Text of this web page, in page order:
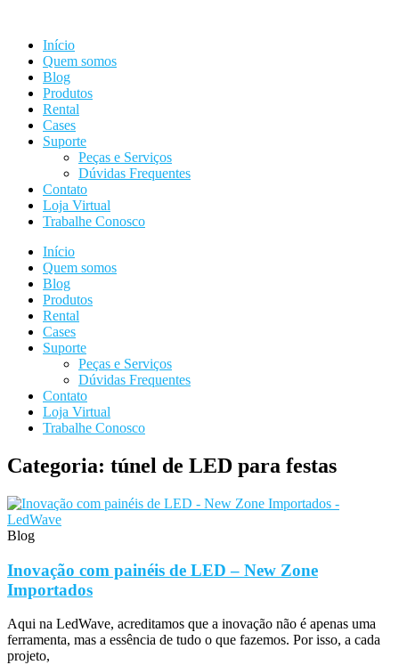
conteúdo
Início
Quem somos
Blog
Produtos
Rental
Cases
Suporte
Peças e Serviços
Dúvidas Frequentes
Contato
Loja Virtual
Trabalhe Conosco
Início
Quem somos
Blog
Produtos
Rental
Cases
Suporte
Peças e Serviços
Dúvidas Frequentes
Contato
Loja Virtual
Trabalhe Conosco
Categoria: túnel de LED para festas
Blog
Inovação com painéis de LED – New Zone
Importados
Aqui na LedWave, acreditamos que a inovação não é apenas uma
ferramenta, mas a essência de tudo o que fazemos. Por isso, a cada
projeto,